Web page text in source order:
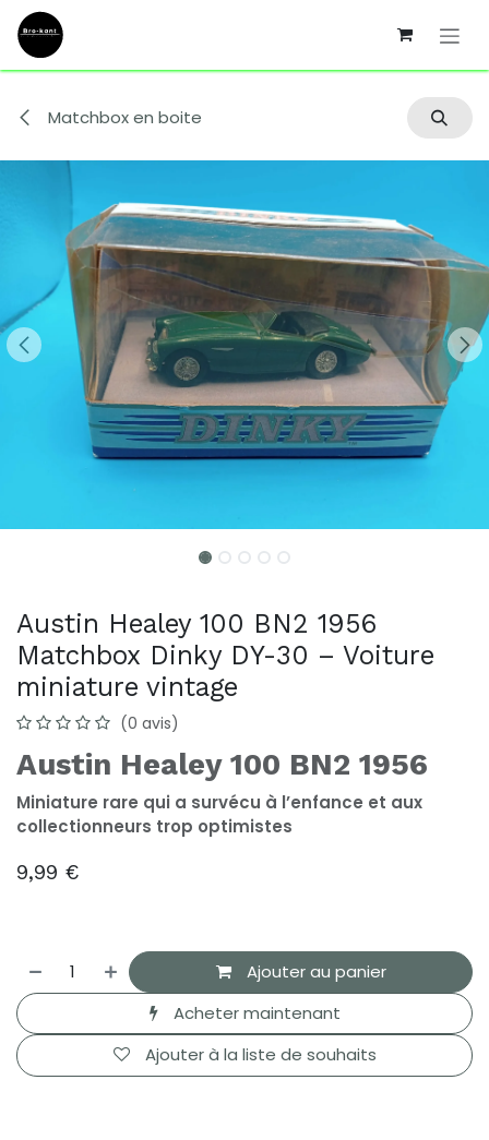
Se rendre au contenu
Matchbox en boite
Austin Healey 100 BN2 1956
Matchbox Dinky DY-30 – Voiture
miniature vintage
(0 avis)
Austin Healey 100 BN2 1956
Miniature rare qui a survécu à l’enfance et aux
collectionneurs trop optimistes
9,99 €
Ajouter au panier
Acheter maintenant
Ajouter à la liste de souhaits